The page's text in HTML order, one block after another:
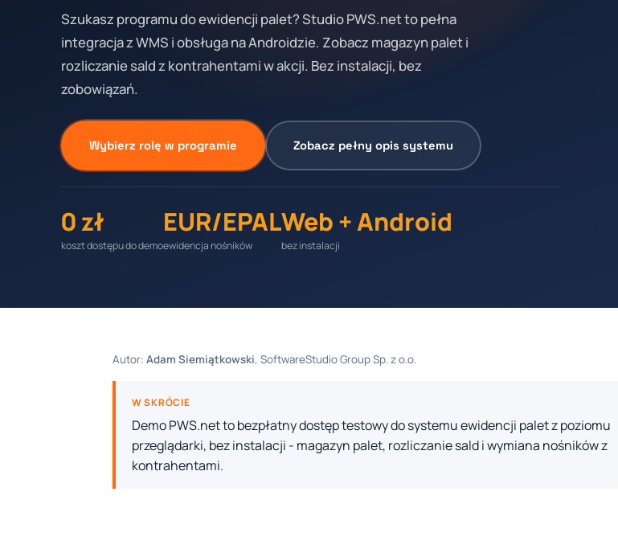
Szukasz programu do ewidencji palet? Studio PWS.net to pełna
integracja z WMS i obsługa na Androidzie. Zobacz magazyn palet i
rozliczanie sald z kontrahentami w akcji. Bez instalacji, bez
zobowiązań.
Wybierz rolę w programie Zobacz pełny opis systemu
0 zł
koszt dostępu do demo
EUR/EPAL
ewidencja nośników
Web + Android
bez instalacji
Autor: Adam Siemiątkowski, SoftwareStudio Group Sp. z o.o.
W SKRÓCIE
Demo PWS.net to bezpłatny dostęp testowy do systemu ewidencji palet z poziomu
przeglądarki, bez instalacji - magazyn palet, rozliczanie sald i wymiana nośników z
kontrahentami.